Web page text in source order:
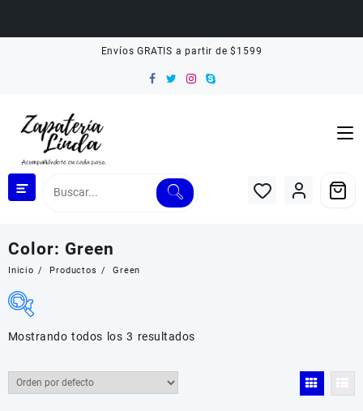
Envíos GRATIS a partir de $1599
Color: Green
Inicio Productos Green
Color del producto
Mostrando todos los 3 resultados